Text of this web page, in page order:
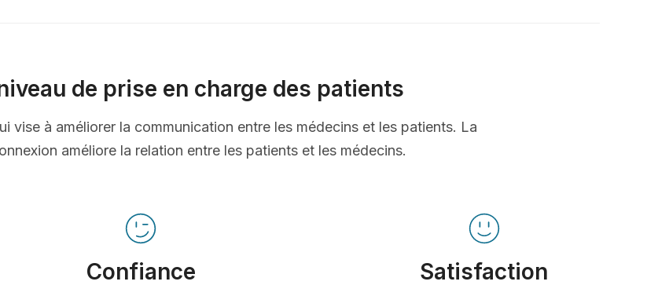
de prise en charge des patients
vise à améliorer la communication entre les médecins et les patients. La
améliore la relation entre les patients et les médecins.
Confiance Satisfaction